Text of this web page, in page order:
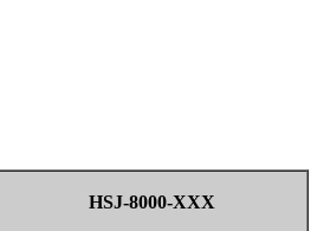
HSJ-8000-XXX